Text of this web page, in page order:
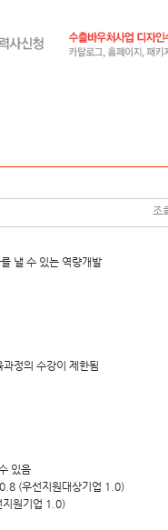
조
낼 수 있는 역량개발
정의 수강이 제한됨
있음
(우선지원대상기업 1.0)
원기업 1.0)